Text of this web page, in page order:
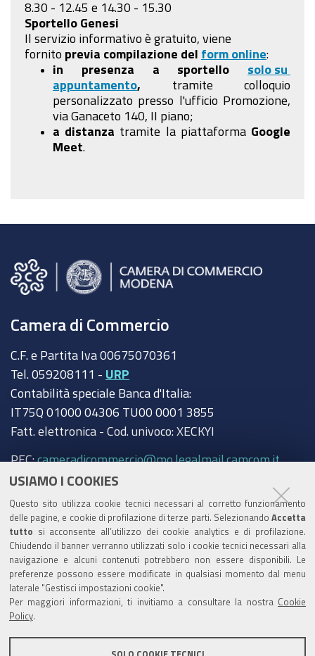
USIAMO I COOKIES
Questo sito utilizza cookie tecnici necessari al corretto funzionamento
delle pagine, e cookie di profilazione di terze parti. Selezionando Accetta
tutto si acconsente all’utilizzo dei cookie analytics e di profilazione.
Chiudendo il banner verranno utilizzati solo i cookie tecnici necessari alla
navigazione e alcuni contenuti potrebbero non essere disponibili. Le
preferenze possono essere modificate in qualsiasi momento dal menu
laterale "Gestisci impostazioni cookie".
Per maggiori informazioni, ti invitiamo a consultare la nostra Cookie
Policy
8.30 - 12.45 e 14.30 - 15.30
Sportello Genesi
Il servizio informativo è gratuito, viene
fornito previa compilazione del form online:
in presenza a sportello solo su
appuntamento, tramite colloquio
personalizzato presso l'ufficio Promozione,
via Ganaceto 140, II piano;
a distanza tramite la piattaforma Google
Meet
Camera di Commercio
C.F. e Partita Iva 00675070361
Tel. 059208111 - URP
Contabilità speciale Banca d'Italia:
IT75Q 01000 04306 TU00 0001 3855
Fatt. elettronica - Cod. univoco: XECKYI
PEC:cameradicommercio@mo.legalmail.camcom.it
Trasparenza
Amministrazione trasparente
Albo Camerale
Pubblicità Legale
Area riservata Amministratori